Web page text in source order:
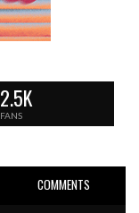
2.5K
FANS
COMMENTS